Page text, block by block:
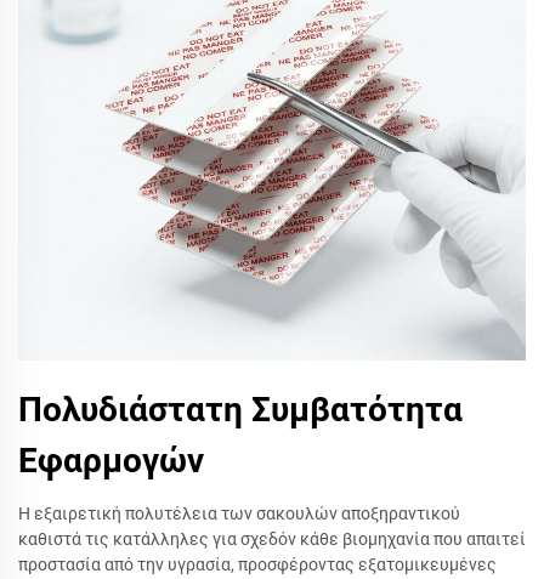
Πολυδιάστατη Συμβατότητα
Εφαρμογών
Η εξαιρετική πολυτέλεια των σακουλών αποξηραντικού
καθιστά τις κατάλληλες για σχεδόν κάθε βιομηχανία που απαιτεί
προστασία από την υγρασία, προσφέροντας εξατομικευμένες